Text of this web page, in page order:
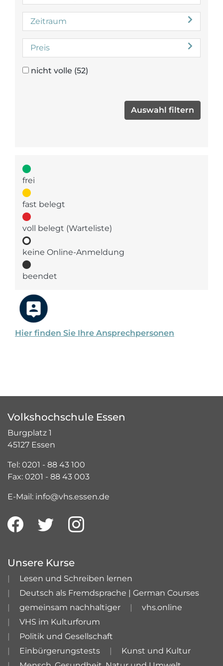
Hier finden Sie Ihre Ansprechpersonen
Zeitraum
Preis
nicht volle (52)
frei
fast belegt
voll belegt (Warteliste)
keine Online-Anmeldung
beendet
Volkshochschule Essen
Burgplatz 1
45127 Essen
Tel: 0201 - 88 43 100
Fax: 0201 - 88 43 003
E-Mail: info@vhs.essen.de
Unsere Kurse
Lesen und Schreiben lernen
Deutsch als Fremdsprache | German Courses
gemeinsam nachhaltiger
vhs.online
VHS im Kulturforum
Politik und Gesellschaft
Einbürgerungstests
Kunst und Kultur